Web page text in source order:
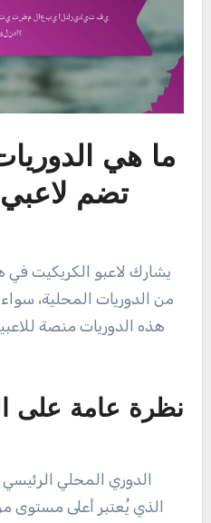
ما هي
تضم
يشارك لاعبو الكريكيت
من الدوريات المحلية،
هذه الدوريات منصة
نظرة عامة على
الدوري المحلي
الذي يُعتبر أعلى مستوى